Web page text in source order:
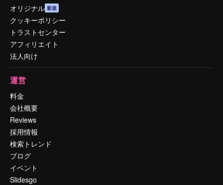
オリジナル 新規
クッキーポリシー
トラストセンター
アフィリエイト
法人向け
運営
料金
会社概要
Reviews
採用情報
検索トレンド
ブログ
イベント
Slidesgo